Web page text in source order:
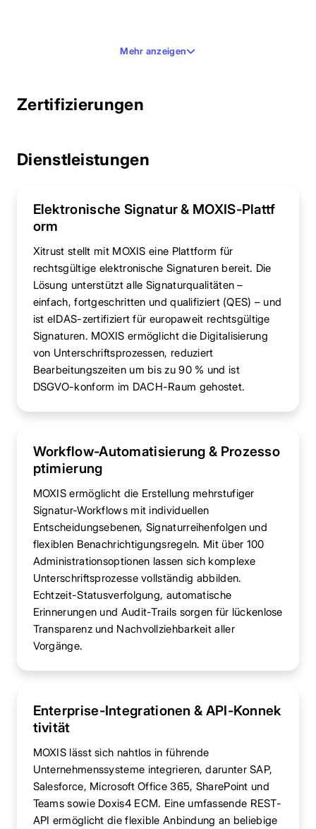
Mehr anzeigen
Zertifizierungen
Dienstleistungen
Elektronische Signatur & MOXIS-Plattf
orm
Xitrust stellt mit MOXIS eine Plattform für
rechtsgültige elektronische Signaturen bereit. Die
Lösung unterstützt alle Signaturqualitäten –
einfach, fortgeschritten und qualifiziert (QES) – und
ist eIDAS-zertifiziert für europaweit rechtsgültige
Signaturen. MOXIS ermöglicht die Digitalisierung
von Unterschriftsprozessen, reduziert
Bearbeitungszeiten um bis zu 90 % und ist
DSGVO-konform im DACH-Raum gehostet.
Workflow-Automatisierung & Prozesso
ptimierung
MOXIS ermöglicht die Erstellung mehrstufiger
Signatur-Workflows mit individuellen
Entscheidungsebenen, Signaturreihenfolgen und
flexiblen Benachrichtigungsregeln. Mit über 100
Administrationsoptionen lassen sich komplexe
Unterschriftsprozesse vollständig abbilden.
Echtzeit-Statusverfolgung, automatische
Erinnerungen und Audit-Trails sorgen für lückenlose
Transparenz und Nachvollziehbarkeit aller
Vorgänge.
Enterprise-Integrationen & API-Konnek
tivität
MOXIS lässt sich nahtlos in führende
Unternehmenssysteme integrieren, darunter SAP,
Salesforce, Microsoft Office 365, SharePoint und
Teams sowie Doxis4 ECM. Eine umfassende REST-
API ermöglicht die flexible Anbindung an beliebige